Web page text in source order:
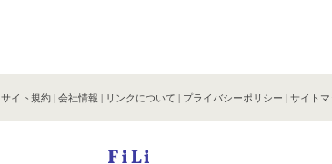
サイト規約| 会社情報 | リンクについて | プライバシーポリシー | サイトマ